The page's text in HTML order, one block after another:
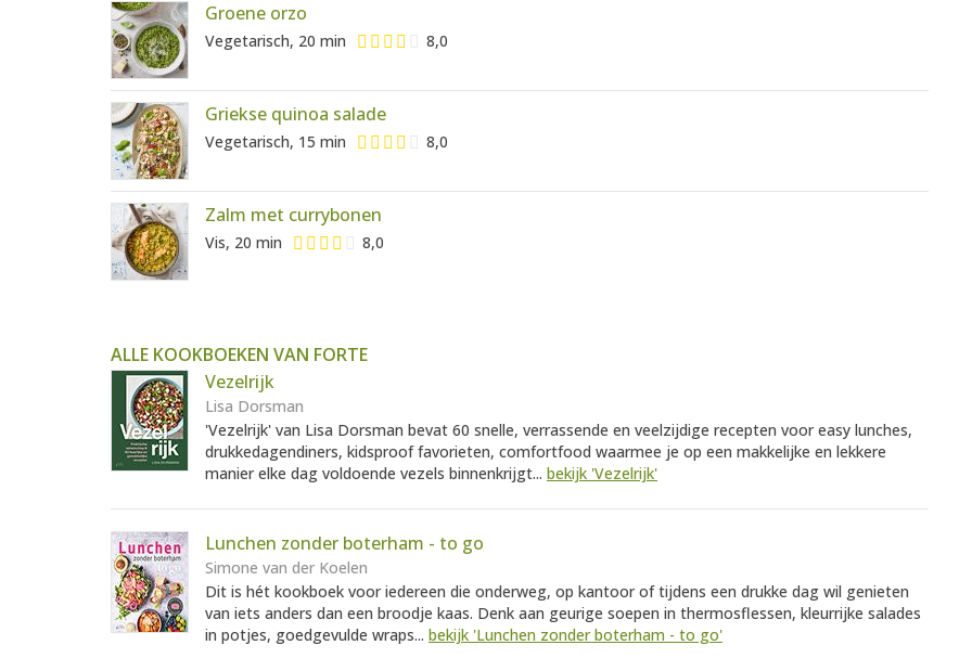
Groene orzo
Vegetarisch, 20 min 8,0
Griekse quinoa salade
Vegetarisch, 15 min 8,0
Zalm met currybonen
Vis, 20 min 8,0
ALLE KOOKBOEKEN VAN FORTE
Vezelrijk
Lisa Dorsman
'Vezelrijk' van Lisa Dorsman bevat 60 snelle, verrassende en veelzijdige recepten voor easy lunches,
drukkedagendiners, kidsproof favorieten, comfortfood waarmee je op een makkelijke en lekkere
manier elke dag voldoende vezels binnenkrijgt... bekijk 'Vezelrijk'
Lunchen zonder boterham - to go
Simone van der Koelen
Dit is hét kookboek voor iedereen die onderweg, op kantoor of tijdens een drukke dag wil genieten
van iets anders dan een broodje kaas. Denk aan geurige soepen in thermosflessen, kleurrijke salades
in potjes, goedgevulde wraps... bekijk 'Lunchen zonder boterham - to go'